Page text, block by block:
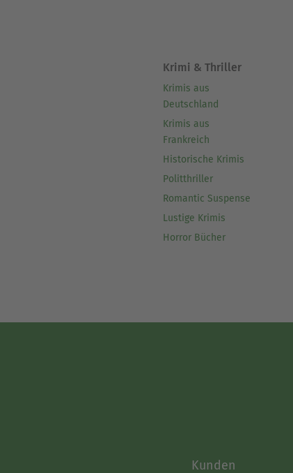
Krimi & Thriller
Krimis aus
Deutschland
Krimis aus
Frankreich
Historische Krimis
Politthriller
Romantic Suspense
Lustige Krimis
Horror Bücher
Kunden